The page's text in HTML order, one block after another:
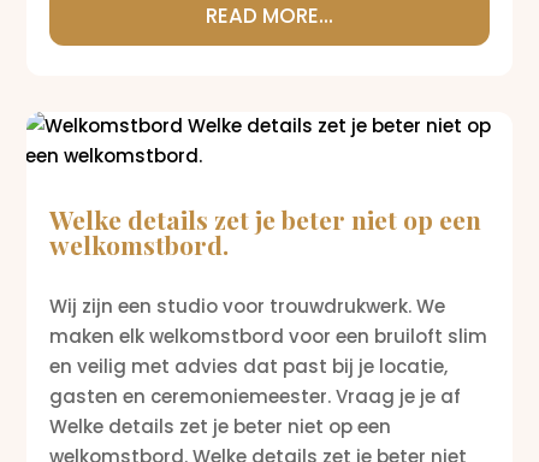
READ MORE...
Welke details zet je beter niet op een
welkomstbord.
Wij zijn een studio voor trouwdrukwerk. We
maken elk welkomstbord voor een bruiloft slim
en veilig met advies dat past bij je locatie,
gasten en ceremoniemeester. Vraag je je af
Welke details zet je beter niet op een
welkomstbord. Welke details zet je beter niet